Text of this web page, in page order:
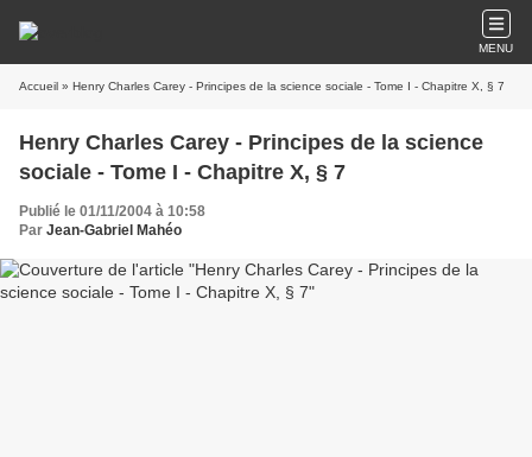
MENU
Accueil » Henry Charles Carey - Principes de la science sociale - Tome I - Chapitre X, § 7
Henry Charles Carey - Principes de la science
sociale - Tome I - Chapitre X, § 7
Publié le 01/11/2004 à 10:58
Par Jean-Gabriel Mahéo